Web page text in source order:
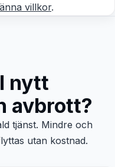
villkor.
nytt
avbrott?
tjänst. Mindre och
utan kostnad.